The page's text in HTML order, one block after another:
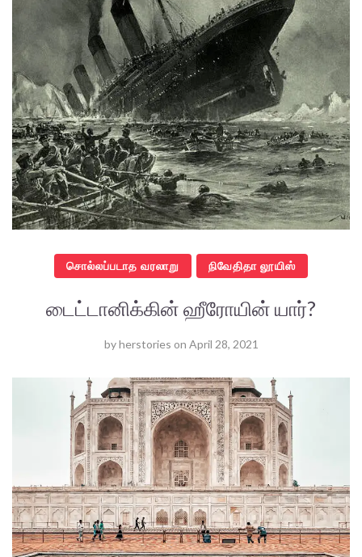
சொல்லப்படாத வரலாறு நிவேதிதா லூயிஸ்
டைட்டானிக்கின் ஹீரோயின் யார்?
byherstories on April 28, 2021